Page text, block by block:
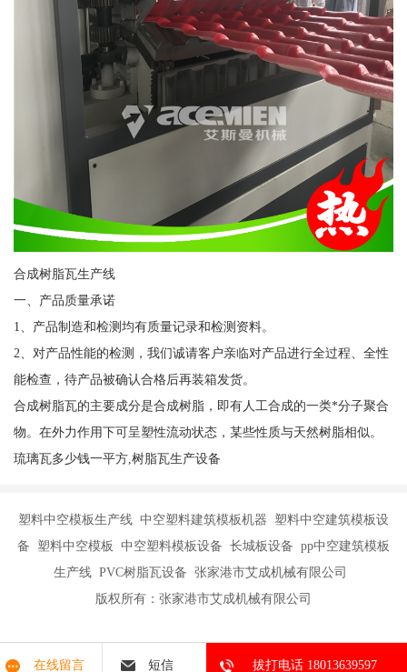
合成树脂瓦生产线
一、产品质量承诺
1、产品制造和检测均有质量记录和检测资料。
2、对产品性能的检测，我们诚请客户亲临对产品进行全过程、全性
能检查，待产品被确认合格后再装箱发货。
合成树脂瓦的主要成分是合成树脂，即有人工合成的一类*分子聚合
物。在外力作用下可呈塑性流动状态，某些性质与天然树脂相似。
琉璃瓦多少钱一平方,树脂瓦生产设备
塑料中空模板生产线 中空塑料建筑模板机器 塑料中空建筑模板设
备 塑料中空模板 中空塑料模板设备 长城板设备 pp中空建筑模板
生产线 PVC树脂瓦设备 张家港市艾成机械有限公司
版权所有：张家港市艾成机械有限公司
在线留言 短信 拔打电话 18013639597